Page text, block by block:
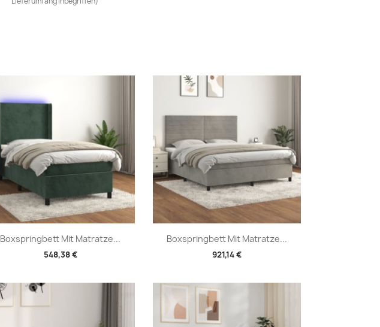
Boxspringbett Mit Matratze...
548,38 €
Vorschau Boxspringbett Mit Matratze...
921,14 €
Vorschau